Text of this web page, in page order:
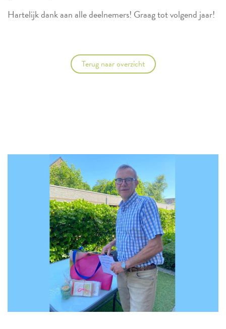
Hartelijk dank aan alle deelnemers! Graag tot volgend jaar!
Terug naar overzicht